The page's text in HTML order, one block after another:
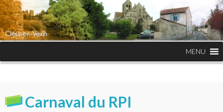
MENU
Carnaval du RPI